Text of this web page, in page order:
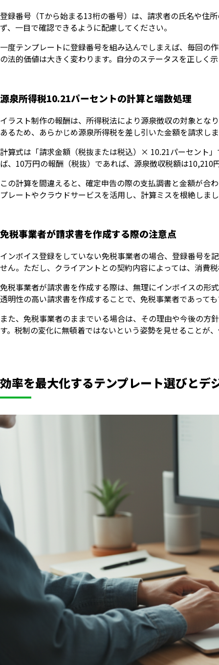
登録番号（Tから始まる13桁の番号）は、請求者の氏名や住
ず、一目で確認できるように配慮してください。
一度テンプレートに登録番号を組み込んでしまえば、毎回の
の法的価値は大きく変わります。自分のステータスを正しく
源泉所得税10.21パーセントの計算と端数処理
イラスト制作の報酬は、所得税法により源泉徴収の対象とな
あるため、あらかじめ源泉所得税を差し引いた金額を請求し
計算式は「請求金額（税抜または税込）× 10.21パーセント
ば、10万円の報酬（税抜）であれば、源泉徴収税額は10,210
この計算を間違えると、確定申告の際の支払調書と金額が合
プレートやクラウドサービスを活用し、計算ミスを根絶しま
免税事業者が請求書を作成する際の注意点
インボイス登録をしていない免税事業者の場合、登録番号を
せん。ただし、クライアントとの契約内容によっては、消費
免税事業者が請求書を作成する際は、無理にインボイスの形
透明性の高い請求書を作成することで、免税事業者であって
また、免税事業者のままでいる場合は、その理由や今後の方
す。税制の変化に無頓着ではないという姿勢を見せることが
効率を最大化するテンプレート選びとデ